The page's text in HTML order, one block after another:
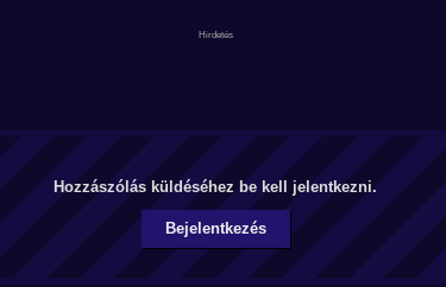
Hozzászólás küldéséhez be kell jelentkezni.
Bejelentkezés